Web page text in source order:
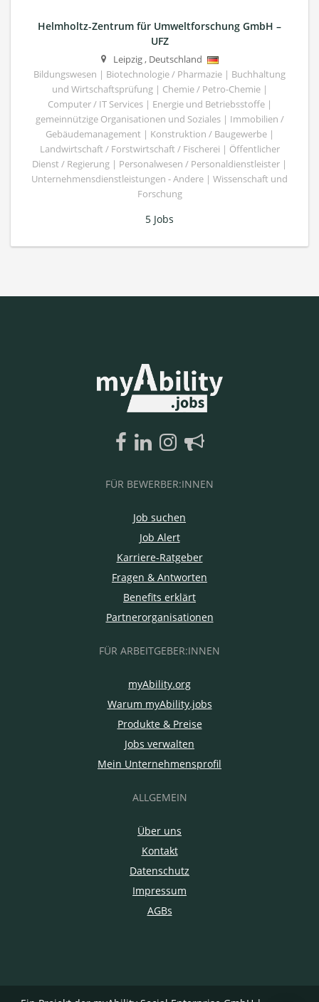
Helmholtz-Zentrum für Umweltforschung GmbH –
UFZ
Leipzig, Deutschland
Bildungswesen | Biotechnologie / Pharmazie | Buchhaltung
und Wirtschaftsprüfung | Chemie / Petro-Chemie |
Computer / IT Services | Energie und Betriebsstoffe |
gemeinnützige Organisationen und Soziales | Immobilien /
Gebäudemanagement | Konstruktion / Baugewerbe |
Landwirtschaft / Forstwirtschaft / Fischerei | Öffentlicher
Dienst / Regierung | Personalwesen / Personaldienstleister |
Unternehmensdienstleistungen - Andere | Wissenschaft und
Forschung
5 Jobs
FÜR BEWERBER:INNEN
Job suchen
Job Alert
Karriere-Ratgeber
Fragen & Antworten
Benefits erklärt
Partnerorganisationen
FÜR ARBEITGEBER:INNEN
myAbility.org
Warum myAbility.jobs
Produkte & Preise
Jobs verwalten
Mein Unternehmensprofil
ALLGEMEIN
Über uns
Kontakt
Datenschutz
Impressum
AGBs